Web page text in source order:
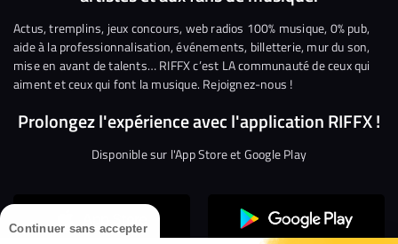
Continuer sans accepter
FacebookTwitterInstagramYouTubeLinkedin
Actus, tremplins, jeux concours, web radios 100% musique, 0% pub,
aide à la professionnalisation, événements, billetterie, mur du son,
mise en avant de talents… RIFFX c’est LA communauté de ceux qui
aiment et ceux qui font la musique. Rejoignez-nous !
Prolongez l'expérience avec l'application RIFFX !
Disponible sur l'App Store et Google Play